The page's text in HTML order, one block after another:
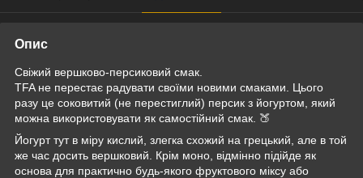
Опис
Свіжий вершково-персиковий смак.
TFA не перестає радувати своїми новими смаками. Цього
разу це соковитий (не перестиглий) персик з йогуртом, який
можна використовувати як самостійний смак. 🍑
Йогурт тут в міру кислий, злегка схожий на грецький, але в той
же час досить вершковий. Крім моно, відмінно підійде як
основа для практично будь-якого фруктового міксу або